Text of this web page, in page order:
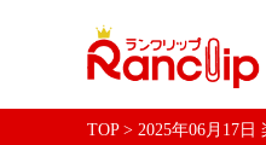
TOP> 2025年06月17日